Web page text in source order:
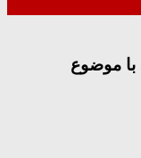
با موضوع